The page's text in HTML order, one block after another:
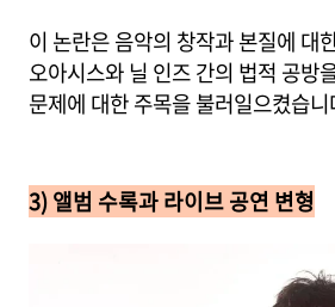
이 논란은 음악의 창작과 본질에 대
오아시스와 닐 인즈 간의 법적 공방
문제에 대한 주목을 불러일으켰습니
3) 앨범 수록과 라이브 공연 변형